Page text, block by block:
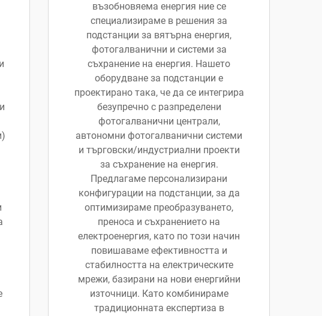
възобновяема енергия ние се
специализираме в решения за
подстанции за вятърна енергия,
фотогалванични и системи за
съхранение на енергия. Нашето
оборудване за подстанции е
проектирано така, че да се интегрира
безупречно с разпределени
фотогалванични централи,
автономни фотогалванични системи
и търговски/индустриални проекти
за съхранение на енергия.
Предлагаме персонализирани
конфигурации на подстанции, за да
оптимизираме преобразуването,
преноса и съхранението на
електроенергия, като по този начин
повишаваме ефективността и
стабилността на електрическите
мрежи, базирани на нови енергийни
източници. Като комбинираме
традиционната експертиза в